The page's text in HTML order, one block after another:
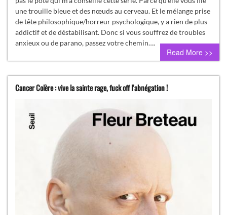
une trouille bleue et des nœuds au cerveau. Et le mélange prise
de tête philosophique/horreur psychologique, y a rien de plus
addictif et de déstabilisant. Donc si vous souffrez de troubles
anxieux ou de parano, passez votre chemin….
Read More >>
Cancer Colère : vive la sainte rage, fuck off l’abnégation !